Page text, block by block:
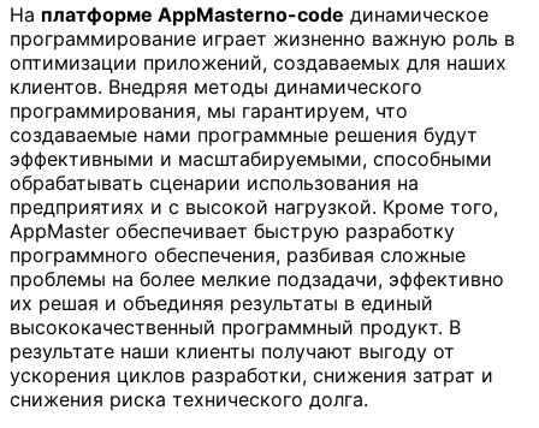
На платформе AppMasterno-code динамическое
программирование играет жизненно важную роль в
оптимизации приложений, создаваемых для наших
клиентов. Внедряя методы динамического
программирования, мы гарантируем, что
создаваемые нами программные решения будут
эффективными и масштабируемыми, способными
обрабатывать сценарии использования на
предприятиях и с высокой нагрузкой. Кроме того,
AppMaster обеспечивает быструю разработку
программного обеспечения, разбивая сложные
проблемы на более мелкие подзадачи, эффективно
их решая и объединяя результаты в единый
высококачественный программный продукт. В
результате наши клиенты получают выгоду от
ускорения циклов разработки, снижения затрат и
снижения риска технического долга.